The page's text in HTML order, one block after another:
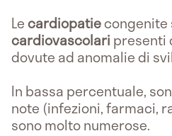
Lecardiopatiecongenite
cardiovascolari presenti
dovute ad anomalie di
In bassa percentuale,
note (infezioni, farmaci,
sono molto numerose.